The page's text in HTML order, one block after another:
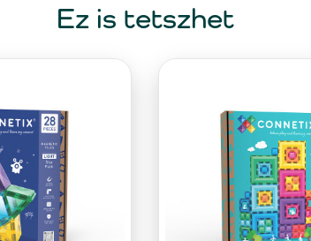
Ez is tetszhet